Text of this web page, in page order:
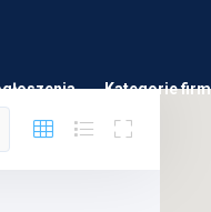
Kategorie firm